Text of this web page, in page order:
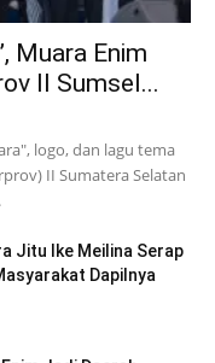
Muara Enim
II Sumsel...
logo, dan lagu tema
II Sumatera Selatan
Jitu Ike Meilina Serap
Dapilnya